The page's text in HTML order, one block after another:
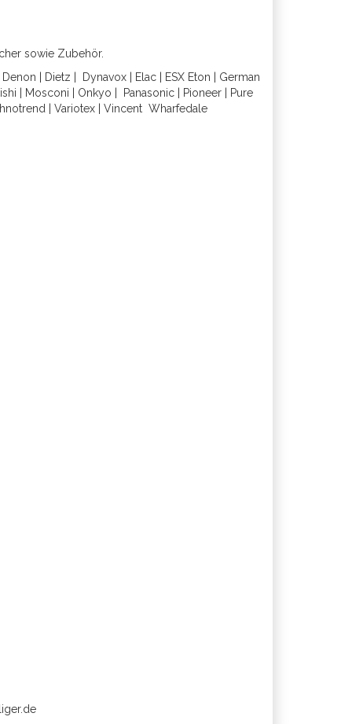
sowie Zubehör.
Denon Dietz Dynavox Elac ESX Eton
German
Mosconi Onkyo Panasonic| Pioneer|
Pure
Variotex Vincent Wharfedal e